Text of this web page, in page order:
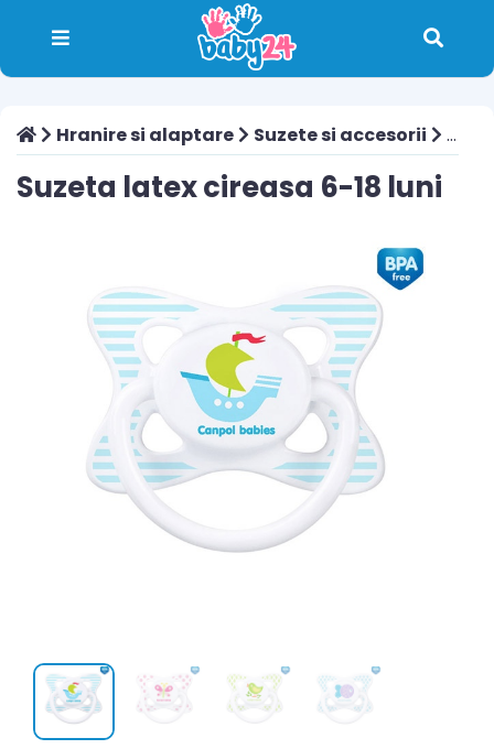
Hranire si alaptare Suzete si accesorii
Suzeta latex cireasa 6-18 luni